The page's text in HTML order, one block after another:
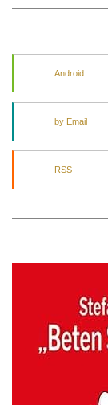
Android
by Email
RSS